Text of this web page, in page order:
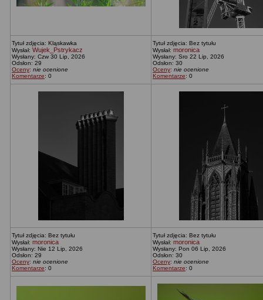
Tytuł zdjęcia: Kląskawka
Wysłał: Wujek_Pstrykacz
Wysłany: Czw 30 Lip, 2026
Odsłon: 29
Oceny: nie ocenione
Komentarze: 0
Tytuł zdjęcia: Bez tytułu
Wysłał: moronica
Wysłany: Sro 22 Lip, 2026
Odsłon: 30
Oceny: nie ocenione
Komentarze: 0
Tytuł zdjęcia: Bez tytułu
Wysłał: moronica
Wysłany: Nie 12 Lip, 2026
Odsłon: 29
Oceny: nie ocenione
Komentarze: 0
Tytuł zdjęcia: Bez tytułu
Wysłał: moronica
Wysłany: Pon 06 Lip, 2026
Odsłon: 30
Oceny: nie ocenione
Komentarze: 0